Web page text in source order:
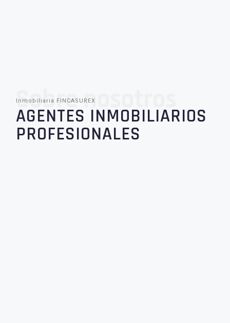
Sobre nosotros
Inmobiliaria FINCASUREX
AGENTES INMOBILIARIOS
PROFESIONALES